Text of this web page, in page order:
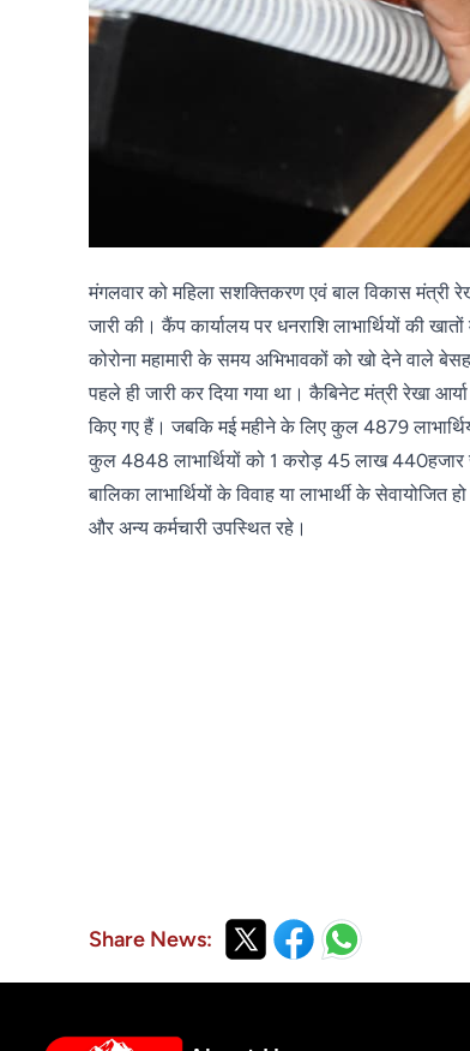
मंगलवार को महिला सशक्तिकरण एवं बाल विकास मंत्री
जारी की। कैंप कार्यालय पर धनराशि लाभार्थियों की
कोरोना महामारी के समय अभिभावकों को खो देने वाले
पहले ही जारी कर दिया गया था। कैबिनेट मंत्री रेखा
किए गए हैं। जबकि मई महीने के लिए कुल 4879
कुल 4848 लाभार्थियों को 1 करोड़ 45 लाख 440हजार
बालिका लाभार्थियों के विवाह या लाभार्थी के
और अन्य कर्मचारी उपस्थित रहे।
Share News: